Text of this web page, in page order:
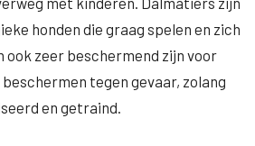
honden die graag spelen en zich
ook zeer beschermend zijn voor
tegen gevaar, zolang
en getraind.